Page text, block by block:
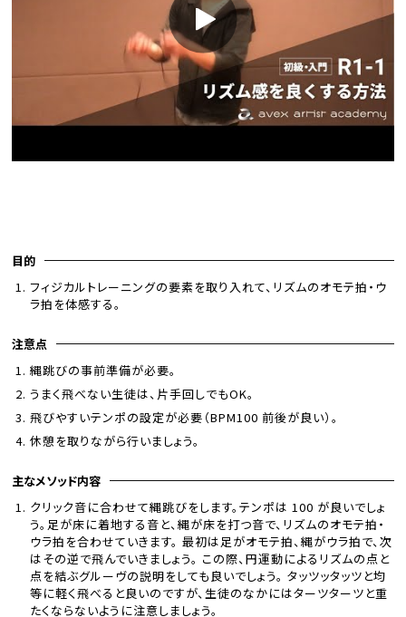
目的
フィジカルトレーニングの要素を取り入れて、リズムのオモテ拍・ウ
ラ拍を体感する。
注意点
縄跳びの事前準備が必要。
うまく飛べない生徒は、片手回しでもOK。
飛びやすいテンポの設定が必要（BPM100 前後が良い）。
休憩を取りながら行いましょう。
主なメソッド内容
クリック音に合わせて縄跳びをします。テンポは 100 が良いでしょ
う。足が床に着地する音と、縄が床を打つ音で、リズムのオモテ拍・
ウラ拍を合わせていきます。 最初は足がオモテ拍、縄がウラ拍で、次
はその逆で飛んでいきましょう。 この際、円運動によるリズムの点と
点を結ぶグルーヴの説明をしても良いでしょう。 タッツッタッツと均
等に軽く飛べると良いのですが、生徒のなかにはターツターツと重
たくならないように注意しましょう。